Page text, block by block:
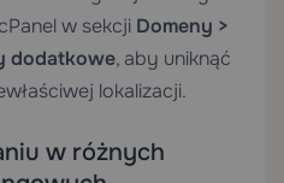
w sekcji Domeny >
dodatkowe, aby uniknąć
lokalizacji.
w różnych